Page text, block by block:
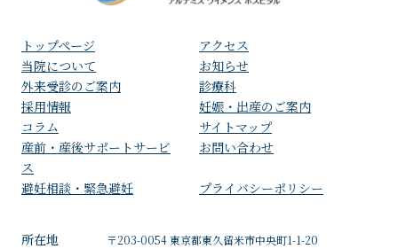
所在地 〒203-0054 東京都東久留米市中央町1-1-20
トップページ
アクセス
⁩当院について
お知らせ
外来受診のご案内
診療科
採用情報
妊娠・出産のご案内
コラム
サイトマップ
産前・産後サポートサービ
ス
お問い合わせ
避妊相談・緊急避妊 プライバシーポリシー